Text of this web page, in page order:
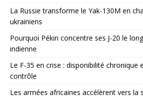
La Russie transforme le Yak-130M en
ukrainiens
Pourquoi Pékin concentre ses J-20 le
indienne
Le F-35 en crise : disponibilité chronique
contrôle
Les armées africaines accélèrent vers la